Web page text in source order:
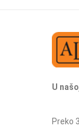
U
Preko